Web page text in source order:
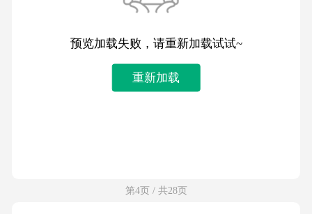
预览加载失败，请重新加载试试~
重新加载
第4页 / 共28页